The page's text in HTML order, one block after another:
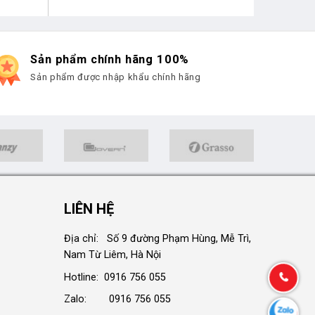
Sản phẩm chính hãng 100%
Sản phẩm được nhập khẩu chính hãng
LIÊN HỆ
Địa chỉ: Số 9 đường Phạm Hùng, Mễ Trì,
Nam Từ Liêm, Hà Nội
Hotline: 0916 756 055
Zalo: 0916 756 055